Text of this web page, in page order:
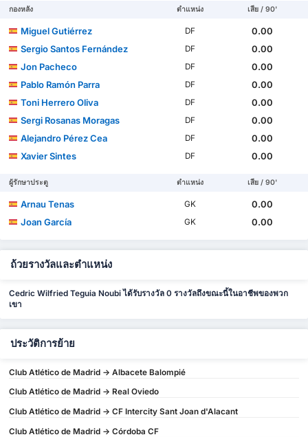
กองหลัง ตำแหน่ง เสีย / 90'
Miguel Gutiérrez DF
0.00
Sergio Santos Fernández
DF
0.00
Jon Pacheco
DF
0.00
Pablo Ramón Parra
DF
0.00
Toni Herrero Oliva
DF
0.00
Sergi Rosanas Moragas
DF
0.00
Alejandro Pérez Cea
DF
0.00
Xavier Sintes
DF 0.00
ผู้รักษาประตู ตำแหน่ง เสีย / 90'
Arnau Tenas GK
0.00
Joan García
GK 0.00
ถ้วยรางวัลและตำแหน่ง
Cedric Wilfried Teguia Noubi ได้รับรางวัล 0 รางวัลถึงขณะนี้ในอาชีพของพวก
เขา
ประวัติการย้าย
Club Atlético de Madrid -> Albacete Balompié
Club Atlético de Madrid -> Real Oviedo
Club Atlético de Madrid -> CF Intercity Sant Joan d'Alacant
Club Atlético de Madrid -> Córdoba CF